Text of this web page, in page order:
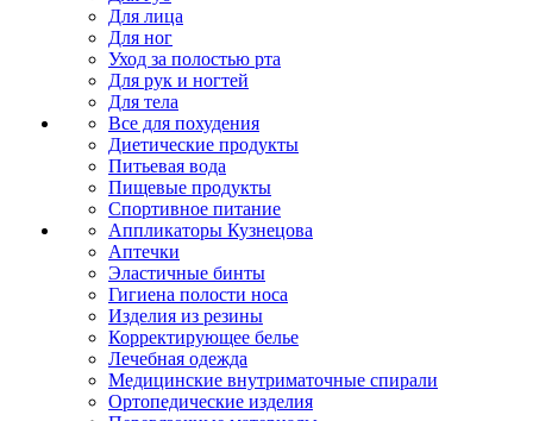
Для лица
Для ног
Уход за полостью рта
Для рук и ногтей
Для тела
Все для похудения
Диетические продукты
Питьевая вода
Пищевые продукты
Спортивное питание
Аппликаторы Кузнецова
Аптечки
Эластичные бинты
Гигиена полости носа
Изделия из резины
Корректирующее белье
Лечебная одежда
Медицинские внутриматочные спирали
Ортопедические изделия